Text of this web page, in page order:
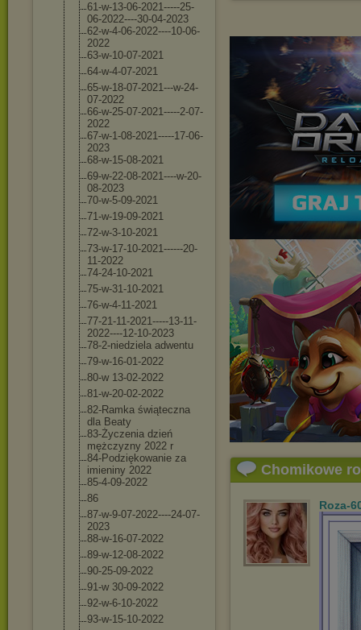
61-w-13-06-2021-----25-
06-2022----30-04-2023
62-w-4-06-2022----10-06-
2022
63-w-10-07-2021
64-w-4-07-2021
65-w-18-07-2021---w-24-
07-2022
66-w-25-07-2021-----2-07-
2022
67-w-1-08-2021-----17-06-
2023
68-w-15-08-2021
69-w-22-08-2021----w-20-
08-2023
70-w-5-09-2021
71-w-19-09-2021
72-w-3-10-2021
73-w-17-10-2021------20-
11-2022
74-24-10-2021
75-w-31-10-2021
76-w-4-11-2021
77-21-11-2021-----13-11-
2022----12-10-2023
78-2-niedziela adwentu
79-w-16-01-2022
80-w 13-02-2022
81-w-20-02-2022
82-Ramka świąteczna
dla Beaty
83-Życzenia dzień
mężczyzny 2022 r
84-Podziękowanie za
imieniny 2022
85-4-09-2022
86
87-w-9-07-2022----24-07-
2023
88-w-16-07-2022
89-w-12-08-2022
90-25-09-2022
91-w 30-09-2022
92-w-6-10-2022
93-w-15-10-2022
Chomikowe
Roza-